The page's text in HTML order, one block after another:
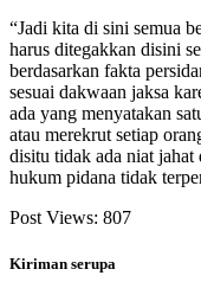
“Jadi kita di sini semua
harus ditegakkan disini
berdasarkan fakta
sesuai dakwaan jaksa
ada yang menyatakan
atau merekrut setiap
disitu tidak ada niat jahat
hukum pidana tidak
Post Views: 807
Kiriman serupa